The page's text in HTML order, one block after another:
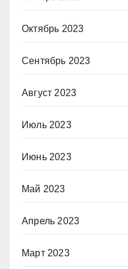
Октябрь 2023
Сентябрь 2023
Август 2023
Июль 2023
Июнь 2023
Май 2023
Апрель 2023
Март 2023